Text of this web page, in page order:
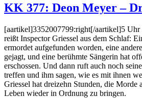
KK 377: Deon Meyer –
[aartikel]3352007799:right[/aartikel]5
reißt Inspector Griessel aus dem Schlaf:
ermordet aufgefunden worden, eine
gejagt, und eine berühmte Sängerin hat
erschossen. Und dann ruft auch noch
treffen und ihm sagen, wie es mit ihnen
Griessel hat dreizehn Stunden, die Morde
Leben wieder in Ordnung zu bringen.